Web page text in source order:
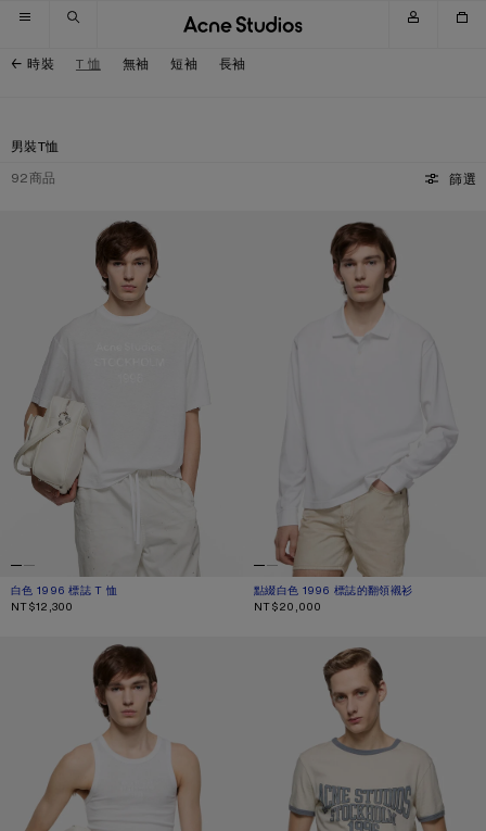
跳至導覽
跳至主選單
跳至頁尾
時裝 T 恤 無袖 短袖 長袖
男裝T恤
92商品 篩選
白色 1996 標誌 T 恤
白色 1996 標誌 T 恤
目前顏色： 白色
價格：NT$12,300。
NT$12,300
點綴白色 1996 標誌的翻領襯衫
點綴白色 1996 標誌的翻領襯衫
目前顏色： 白色
價格：NT$20,000。
NT$20,000